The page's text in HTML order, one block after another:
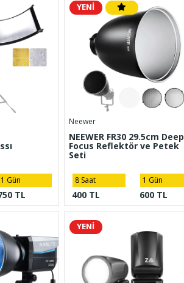
1 Gün
TL
YENİ
Neewer
NEEWER FR30 29.5cm Deep
Focus Reflektör ve Petek
Seti
8 Saat
400 TL
1 Gün
600 TL
YENİ